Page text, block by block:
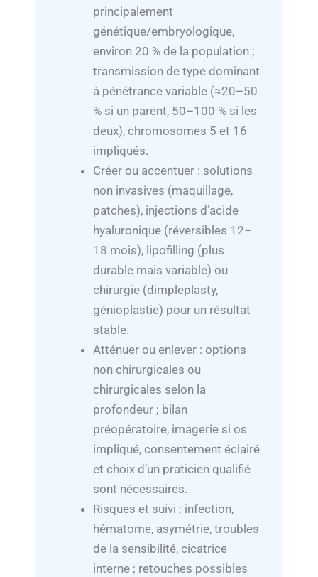
principalement
génétique/embryologique,
environ 20 % de la population ;
transmission de type dominant
à pénétrance variable (≈20–50
% si un parent, 50–100 % si les
deux), chromosomes 5 et 16
impliqués.
Créer ou accentuer : solutions
non invasives (maquillage,
patches), injections d’acide
hyaluronique (réversibles 12–
18 mois), lipofilling (plus
durable mais variable) ou
chirurgie (dimpleplasty,
génioplastie) pour un résultat
stable.
Atténuer ou enlever : options
non chirurgicales ou
chirurgicales selon la
profondeur ; bilan
préopératoire, imagerie si os
impliqué, consentement éclairé
et choix d’un praticien qualifié
sont nécessaires.
Risques et suivi : infection,
hématome, asymétrie, troubles
de la sensibilité, cicatrice
interne ; retouches possibles